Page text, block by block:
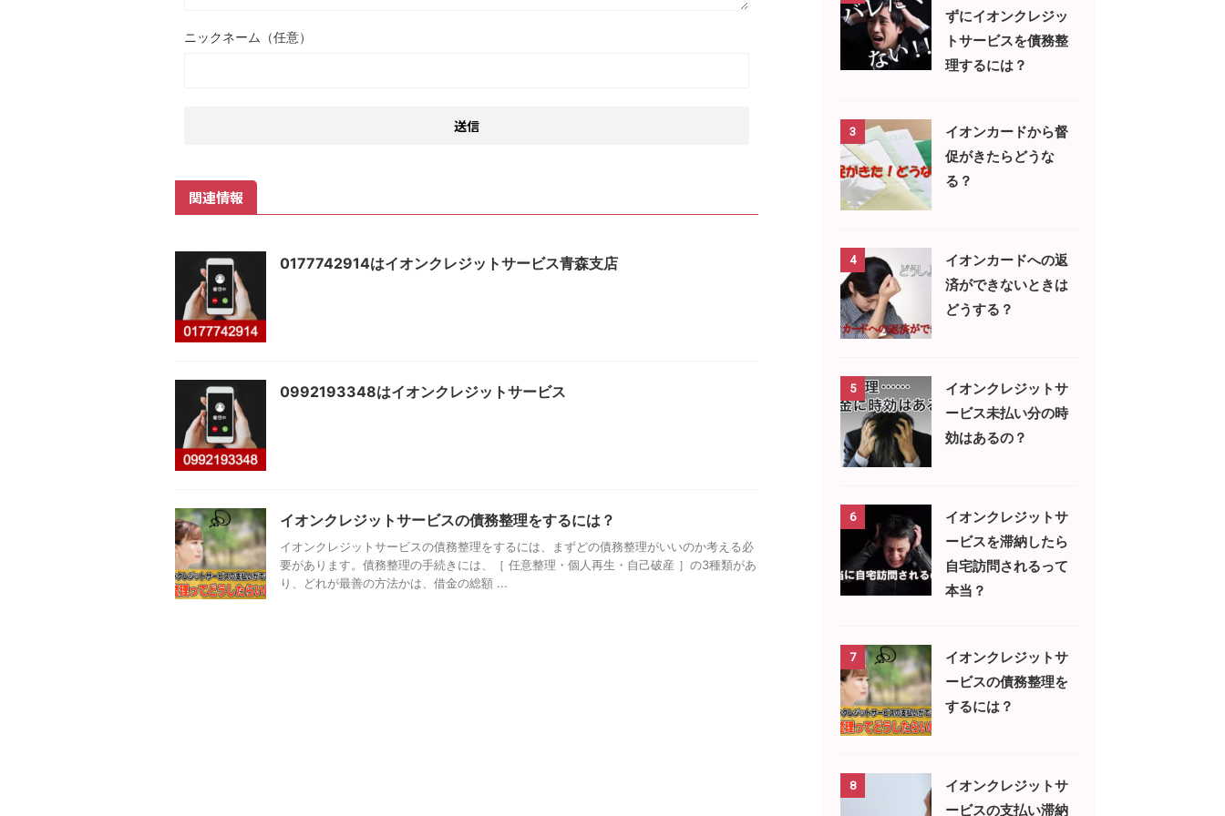
ニックネーム（任意）
関連情報
0177742914はイオンクレジットサービス青森支店
0992193348はイオンクレジットサービス
イオンクレジットサービスの債務整理をするには？
イオンクレジットサービスの債務整理をするには、まずどの債務整理がいいのか考える必
要があります。債務整理の手続きには、［ 任意整理・個人再生・自己破産 ］の3種類があ
り、どれが最善の方法かは、借金の総額 ...
ずにイオンクレジッ
トサービスを債務整
理するには？
3
イオンカードから督
促がきたらどうな
る？
4
イオンカードへの返
済ができないときは
どうする？
5
イオンクレジットサ
ービス未払い分の時
効はあるの？
6
イオンクレジットサ
ービスを滞納したら
自宅訪問されるって
本当？
7
イオンクレジットサ
ービスの債務整理を
するには？
8
イオンクレジットサ
ービスの支払い滞納